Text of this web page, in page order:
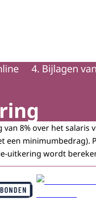
4. Bijlagen
van 8% over het salaris
een minimumbedrag).
uitkering wordt